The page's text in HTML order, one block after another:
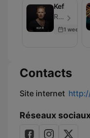
Kefir
Radio Record - Épisode 250
1 week
Contacts
Site internet
Réseaux